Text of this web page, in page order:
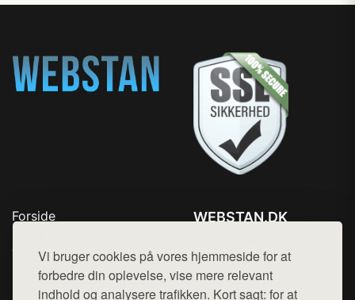
Vi bruger cookies på vores hjemmeside for at
forbedre din oplevelse, vise mere relevant
indhold og analysere trafikken. Kort sagt: for at
Forside
Top Rabatter
Blog
Kontakt
WEBSTAN.DK
Mail: hej@want.dk